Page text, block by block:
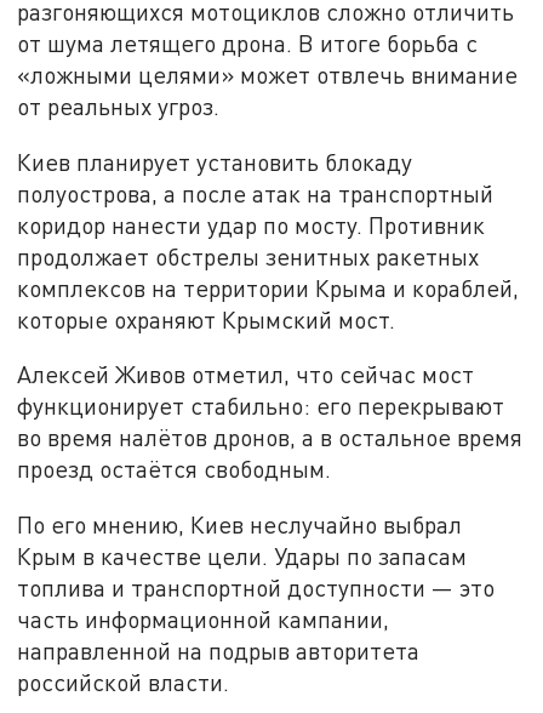
разгоняющихся мотоциклов сложно отличить
от шума летящего дрона. В итоге борьба с
«ложными целями» может отвлечь внимание
от реальных угроз.
Киев планирует установить блокаду
полуострова, а после атак на транспортный
коридор нанести удар по мосту. Противник
продолжает обстрелы зенитных ракетных
комплексов на территории Крыма и кораблей,
которые охраняют Крымский мост.
Алексей Живов отметил, что сейчас мост
функционирует стабильно: его перекрывают
во время налётов дронов, а в остальное время
проезд остаётся свободным.
По его мнению, Киев неслучайно выбрал
Крым в качестве цели. Удары по запасам
топлива и транспортной доступности — это
часть информационной кампании,
направленной на подрыв авторитета
российской власти.